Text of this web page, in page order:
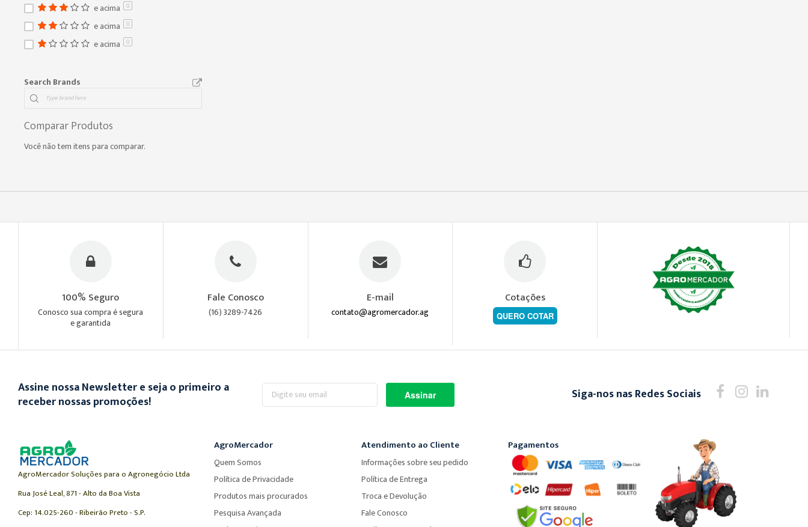
e acima 0
e acima 0
e acima 0
Search Brands
Comparar Produtos
Você não tem itens para comparar.
100% Seguro
Conosco sua compra é segura
e garantida
Fale Conosco
(16) 3289-7426
E-mail
contato@agromercador.ag
Cotações
QUERO COTAR
Assine nossa Newsletter e seja o primeiro a
receber nossas promoções!
Inscreva-
na
Assinar Siga-nos nas Redes Sociais
AgroMercador Soluções para o Agronegócio Ltda
Rua José Leal, 871 - Alto da Boa Vista
Cep: 14.025-260 - Ribeirão Preto - S.P.
AgroMercador
Quem Somos
Política de Privacidade
Produtos mais procurados
Pesquisa Avançada
Atendimento ao Cliente
Informações sobre seu pedido
Política de Entrega
Troca e Devolução
Fale Conosco
Pagamentos